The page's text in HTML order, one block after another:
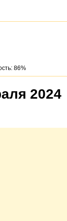
86%
2024